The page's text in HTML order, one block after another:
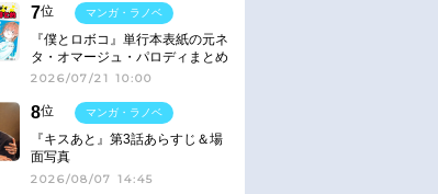
7位
『僕とロボコ』単行本表紙の元ネ
タ・オマージュ・パロディまとめ
2026/07/21 10:00
マンガ・ラノベ
8位
『キスあと』第3話あらすじ＆場
面写真
2026/08/07 14:45
マンガ・ラノベ